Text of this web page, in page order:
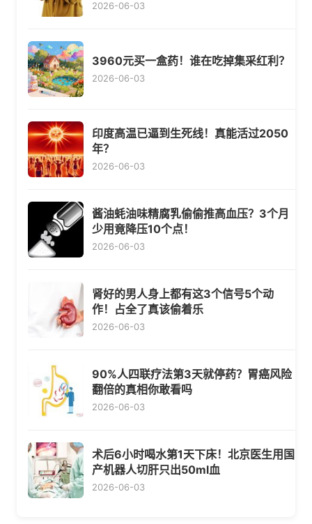
2026-06-03
3960元买一盒药！谁在吃掉集采红利？
2026-06-03
印度高温已逼到生死线！真能活过2050
年？
2026-06-03
酱油蚝油味精腐乳偷偷推高血压？3个月
少用竟降压10个点！
2026-06-03
肾好的男人身上都有这3个信号5个动
作！占全了真该偷着乐
2026-06-03
90%人四联疗法第3天就停药？胃癌风险
翻倍的真相你敢看吗
2026-06-03
术后6小时喝水第1天下床！北京医生用国
产机器人切肝只出50ml血
2026-06-03